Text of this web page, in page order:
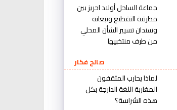
جماعة الساحل أولاد احريز بين
مطرقة التقطيع وتبعاته
وسندان تسيير الشأن المحلي
من طرف منتخبيها
صالح فكار
لماذا يحارب المثقفون
المغاربة اللغة الدارجة بكل
هذه الشراسة؟